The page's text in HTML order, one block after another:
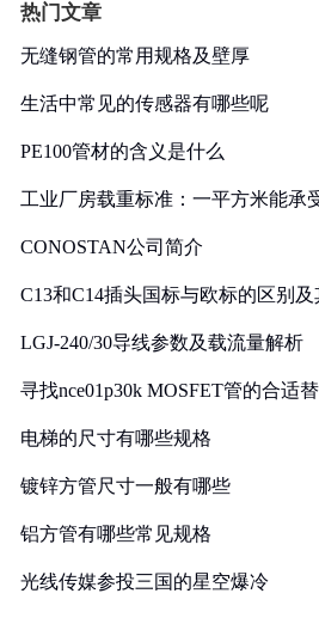
热门文章
无缝钢管的常用规格及壁厚
生活中常见的传感器有哪些呢
PE100管材的含义是什么
工业厂房载重标准：一平方米能承
CONOSTAN公司简介
C13和C14插头国标与欧标的区别
LGJ-240/30导线参数及载流量解析
寻找nce01p30k MOSFET管的合适
电梯的尺寸有哪些规格
镀锌方管尺寸一般有哪些
铝方管有哪些常见规格
光线传媒参投三国的星空爆冷